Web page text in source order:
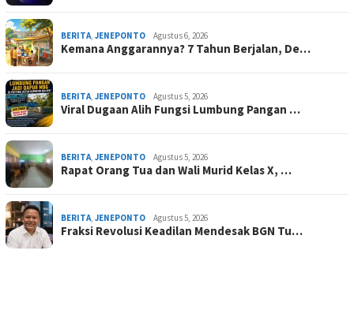
BERITA, JENEPONTO Agustus 6, 2026
Kemana Anggarannya? 7 Tahun Berjalan, De…
BERITA, JENEPONTO Agustus 5, 2026
Viral Dugaan Alih Fungsi Lumbung Pangan …
BERITA, JENEPONTO Agustus 5, 2026
Rapat Orang Tua dan Wali Murid Kelas X, …
BERITA, JENEPONTO Agustus 5, 2026
Fraksi Revolusi Keadilan Mendesak BGN Tu…